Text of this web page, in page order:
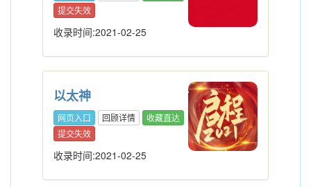
提交失效
收录时间:2021-02-25
以太神
网页入口 回顾详情
收藏直达
提交失效
收录时间:2021-02-25